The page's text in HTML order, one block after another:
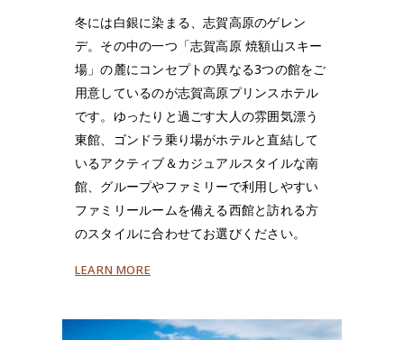
冬には白銀に染まる、志賀高原のゲレン
デ。その中の一つ「志賀高原 焼額山スキー
場」の麓にコンセプトの異なる3つの館をご
用意しているのが志賀高原プリンスホテル
です。ゆったりと過ごす大人の雰囲気漂う
東館、ゴンドラ乗り場がホテルと直結して
いるアクティブ＆カジュアルスタイルな南
館、グループやファミリーで利用しやすい
ファミリールームを備える西館と訪れる方
のスタイルに合わせてお選びください。
LEARN MORE